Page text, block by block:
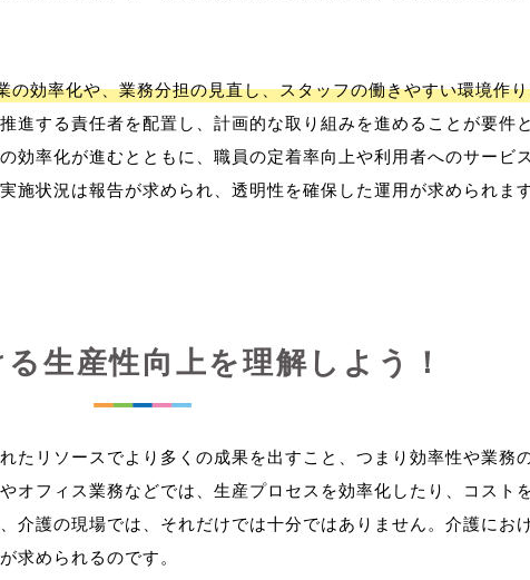
の効率化や、業務分担の見直し、スタッフの働きやすい環境作
進する責任者を配置し、計画的な取り組みを進めることが要件
効率化が進むとともに、職員の定着率向上や利用者へのサービ
生産性向上を理解しよう！
たリソースでより多くの成果を出すこと、つまり効率性や業務
オフィス業務などでは、生産プロセスを効率化したり、コスト
介護の現場では、それだけでは十分ではありません。介護にお
求められるのです。